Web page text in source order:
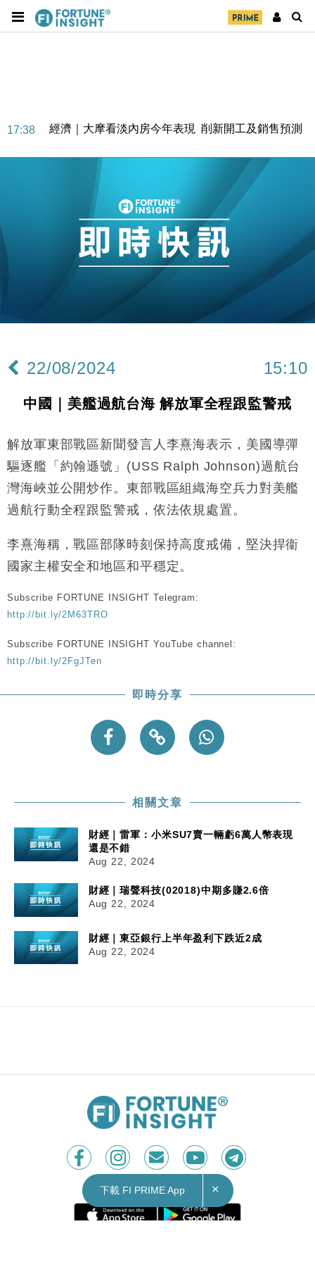
17:38 經濟｜大摩看淡內房今年表現 削新開工及銷售預測
科技｜iPhone 18 Pro成本或升4成 蘋果或犧牲毛利穩
定新機售價
本地｜香港迪拜下月10日合辦氣候金融會議
財經｜大摩削老鋪黃金目標價至505元 惟維持「增
持」評級
13:49
本地｜華嫂冰室太子店涉提供失實資料 遭禁申請輸入
中國｜強颱風「白海豚」殘渦北上 上海取消逾900班
17:33
財經｜滙豐上調香港今年GDP預測至4.5% 看好貿易
16:47
本地｜假冒內地執法人員要求交「保證金」 43歲女子
16:05
財經｜日經失守6.5萬點後回穩 全周仍升近2%
17:38 經濟｜大摩看淡內房今年表現 削新開工及銷售預測
16:55
科技｜iPhone 18 Pro成本或升4成 蘋果或犧牲毛利穩
15:38
本地｜香港迪拜下月10日合辦氣候金融會議
持」評級
13:49
本地｜華嫂冰室太子店涉提供失實資料 遭禁申請輸入
12:11
中國｜強颱風「白海豚」殘渦北上 上海取消逾900班
機
18:31
財經｜華僑銀行上半年淨利創新高 中期息增15%至
財經｜滙豐上調香港今年GDP預測至4.5% 看好貿易
及消費表現
財經｜日經失守6.5萬點後回穩 全周仍升近2%
22/08/2024 15:10
中國｜美艦過航台海 解放軍全程跟監警戒
解放軍東部戰區新聞發言人李熹海表示，美國導彈
驅逐艦「約翰遜號」(USS Ralph Johnson)過航台
灣海峽並公開炒作。東部戰區組織海空兵力對美艦
過航行動全程跟監警戒，依法依規處置。
李熹海稱，戰區部隊時刻保持高度戒備，堅決捍衞
國家主權安全和地區和平穩定。
Subscribe FORTUNE INSIGHT Telegram:
http://bit.ly/2M63TRO
Subscribe FORTUNE INSIGHT YouTube channel:
http://bit.ly/2FgJTen
即時分享
相關文章
財經｜雷軍：小米SU7賣一輛虧6萬人幣表現
還是不錯
Aug 22, 2024
財經｜瑞聲科技(02018)中期多賺2.6倍
Aug 22, 2024
財經｜東亞銀行上半年盈利下跌近2成
Aug 22, 2024
財經｜雷軍：小米SU7賣一輛虧6萬人幣表現還是
不錯
小米(01810)行政總裁雷軍回應有關「小米SU7賣一
輛虧6萬多人民幣」的話題時表示，認為這算得既對
也不對，因為小米汽車還在投入期，認為其財務表
下載 FI PRIME App ×